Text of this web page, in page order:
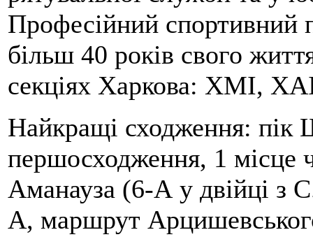
Професійний спортивний
більш 40 років свого
секціях Харкова: ХМІ,
Найкращі сходження: пік
першосходження, 1 місце
Аманауза (6-А у двійці з
А, маршрут